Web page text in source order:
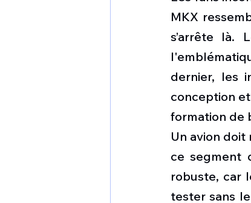
MKX
s’arrête là.
dernier, les
conception
formation de
Un avion
ce segment
robuste, car
tester sans